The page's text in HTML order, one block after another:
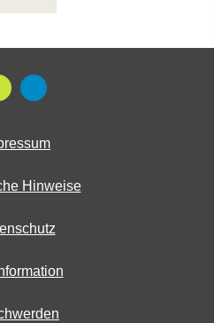
Hinweise